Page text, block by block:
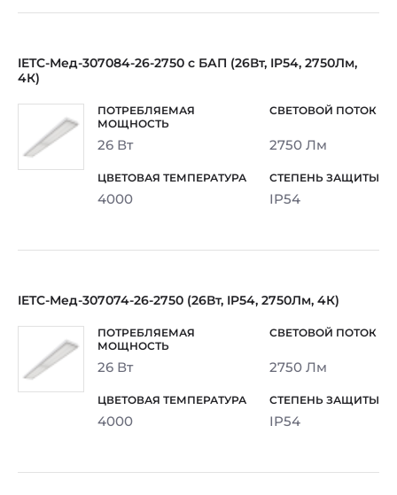
IETC-Мед-307084-26-2750 с БАП (26Вт, IP54, 2750Лм,
4К)
26 Вт 2750 Лм
4000 IP54
IETC-Мед-307074-26-2750 (26Вт, IP54, 2750Лм, 4К)
26 Вт 2750 Лм
4000 IP54